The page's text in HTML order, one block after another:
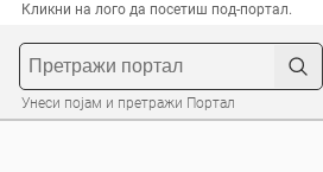
Кликни на лого да посетиш под-портал.
Унеси појам и претражи Портал